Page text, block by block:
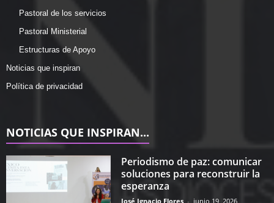
Pastoral de los servicios
Pastoral Ministerial
Estructuras de Apoyo
Noticias que inspiran
Política de privacidad
NOTICIAS QUE INSPIRAN...
Periodismo de paz: comunicar
soluciones para reconstruir la
esperanza
José Ignacio Flores - junio 19, 2026